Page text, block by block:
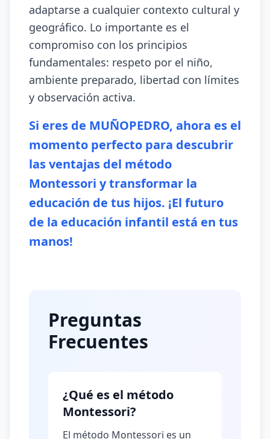
adaptarse a cualquier contexto cultural y
geográfico. Lo importante es el
compromiso con los principios
fundamentales: respeto por el niño,
ambiente preparado, libertad con límites
y observación activa.
Si eres de MUÑOPEDRO, ahora es el
momento perfecto para descubrir
las ventajas del método
Montessori y transformar la
educación de tus hijos. ¡El futuro
de la educación infantil está en tus
manos!
Preguntas
Frecuentes
¿Qué es el método
Montessori?
El método Montessori es un